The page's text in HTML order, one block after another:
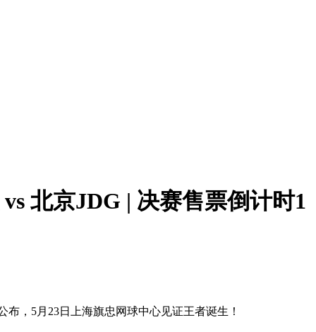
北京JDG | 决赛售票倒计时1
，5月23日上海旗忠网球中心见证王者诞生！